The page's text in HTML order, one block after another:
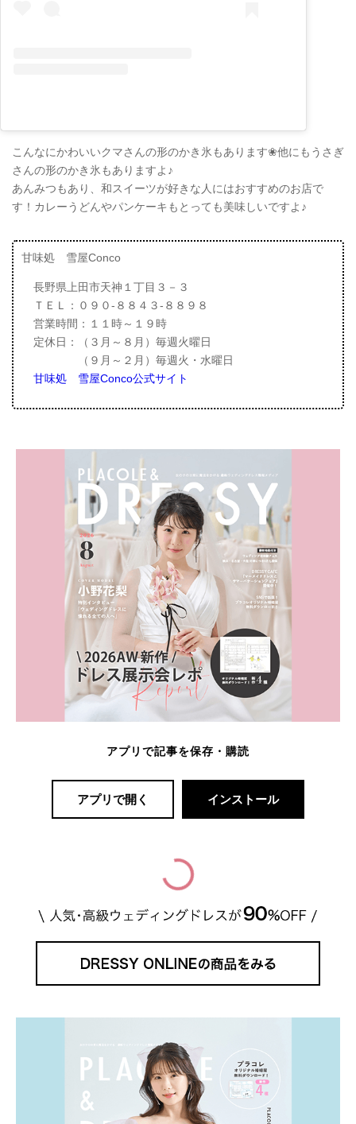
こんなにかわいいクマさんの形のかき氷もあります❀他にもうさぎ
さんの形のかき氷もありますよ♪
あんみつもあり、和スイーツが好きな人にはおすすめのお店で
す！カレーうどんやパンケーキもとっても美味しいですよ♪
甘味処 雪屋Conco
長野県上田市天神１丁目３－３
ＴＥＬ：０９０-８８４３-８８９８
営業時間：１１時～１９時
定休日：（３月～８月）毎週火曜日
（９月～２月）毎週火・水曜日
甘味処 雪屋Conco公式サイト
アプリで記事を保存・購読
アプリで開く インストール